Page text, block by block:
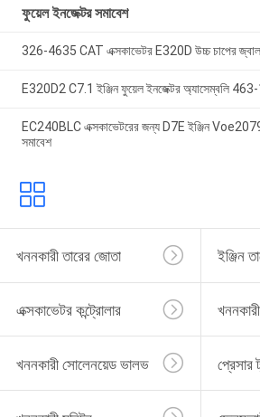
ফুয়েল ইনজেক্টর সমাবেশ
326-4635 CAT এক্সকাভেটর E320D উচ্চ চাপের
E320D2 C7.1 ইঞ্জিন ফুয়েল ইনজেক্টর অ্যাসেম্বলি
EC240BLC এক্সকাভেটরের জন্য D7E ইঞ্জিন
সমাবেশ
খননকারী তারের জোতা ইঞ্জিন
এক্সকাভেটর কন্ট্রোলার
খননকারী সোলেনয়েড ভালভ প্রেসার